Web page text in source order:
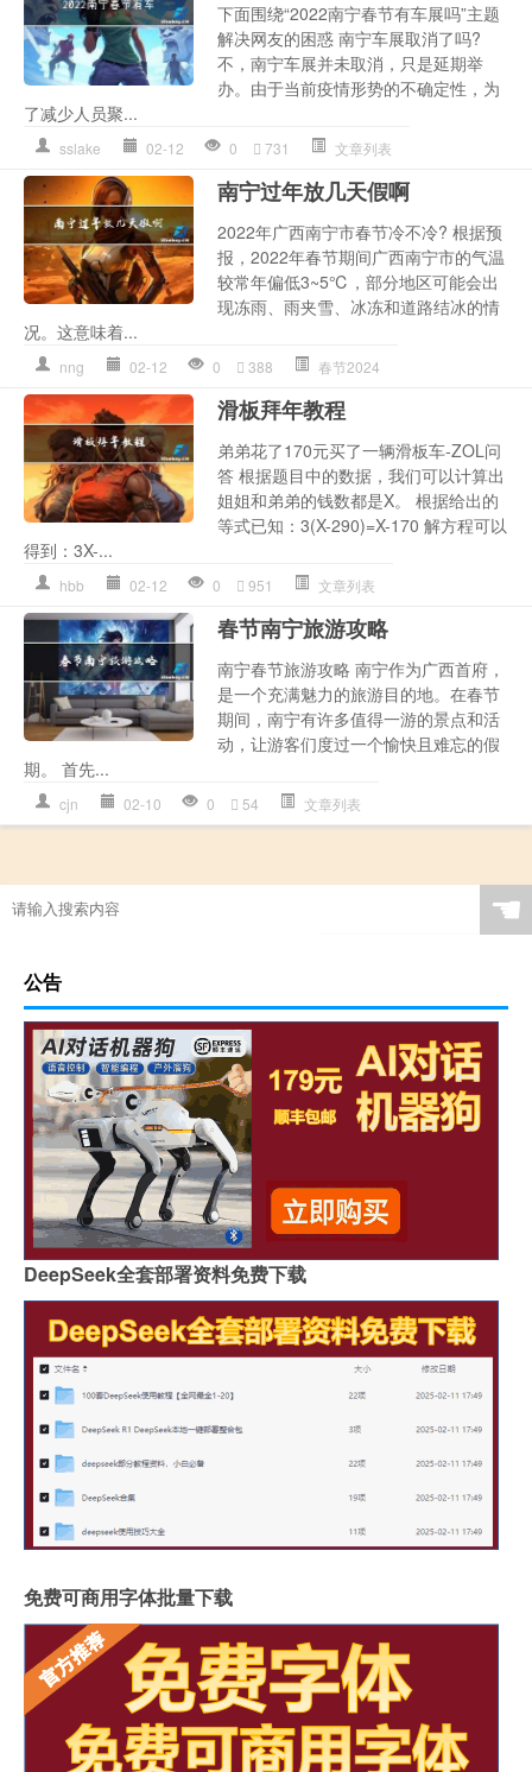
下面围绕“2022南宁春节有车展吗”主题
解决网友的困惑 南宁车展取消了吗?
不，南宁车展并未取消，只是延期举
办。由于当前疫情形势的不确定性，为
了减少人员聚...
sslake 02-12 0 731 文章列表
南宁过年放几天假啊
2022年广西南宁市春节冷不冷? 根据预
报，2022年春节期间广西南宁市的气温
较常年偏低3~5℃，部分地区可能会出
现冻雨、雨夹雪、冰冻和道路结冰的情
况。这意味着...
nng 02-12 0 388 春节2024
滑板拜年教程
弟弟花了170元买了一辆滑板车-ZOL问
答 根据题目中的数据，我们可以计算出
姐姐和弟弟的钱数都是X。 根据给出的
等式已知：3(X-290)=X-170 解方程可以
得到：3X-...
hbb 02-12 0 951 文章列表
春节南宁旅游攻略
南宁春节旅游攻略 南宁作为广西首府，
是一个充满魅力的旅游目的地。在春节
期间，南宁有许多值得一游的景点和活
动，让游客们度过一个愉快且难忘的假
期。 首先...
cjn 02-10 0 54 文章列表
☚
公告
DeepSeek全套部署资料免费下载
免费可商用字体批量下载